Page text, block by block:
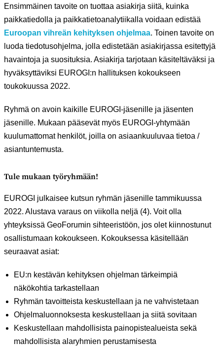
Ensimmäinen tavoite on tuottaa asiakirja siitä, kuinka
paikkatiedolla ja paikkatietoanalytiikalla voidaan edistää
Euroopan vihreän kehityksen ohjelmaa. Toinen tavoite on
luoda tiedotusohjelma, jolla edistetään asiakirjassa esitettyjä
havaintoja ja suosituksia. Asiakirja tarjotaan käsiteltäväksi ja
hyväksyttäviksi EUROGI:n hallituksen kokoukseen
toukokuussa 2022.
Ryhmä on avoin kaikille EUROGI-jäsenille ja jäsenten
jäsenille. Mukaan pääsevät myös EUROGI-yhtymään
kuulumattomat henkilöt, joilla on asiaankuuluvaa tietoa /
asiantuntemusta.
Tule mukaan työryhmään!
EUROGI julkaisee kutsun ryhmän jäsenille tammikuussa
2022. Alustava varaus on viikolla neljä (4). Voit olla
yhteyksissä GeoForumin sihteeristöön, jos olet kiinnostunut
osallistumaan kokoukseen. Kokouksessa käsitellään
seuraavat asiat:
EU:n kestävän kehityksen ohjelman tärkeimpiä
näkökohtia tarkastellaan
Ryhmän tavoitteista keskustellaan ja ne vahvistetaan
Ohjelmaluonnoksesta keskustellaan ja siitä sovitaan
Keskustellaan mahdollisista painopistealueista sekä
mahdollisista alaryhmien perustamisesta